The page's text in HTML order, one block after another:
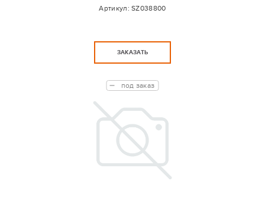
Артикул:SZ038800
ЗАКАЗАТЬ
под заказ